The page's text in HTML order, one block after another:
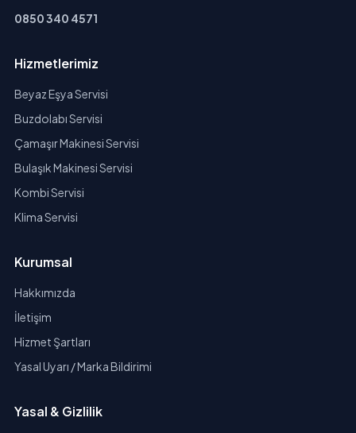
0850 340 4571
Hizmetlerimiz
Beyaz Eşya Servisi
Buzdolabı Servisi
Çamaşır Makinesi Servisi
Bulaşık Makinesi Servisi
Kombi Servisi
Klima Servisi
Kurumsal
Hakkımızda
İletişim
Hizmet Şartları
Yasal Uyarı / Marka Bildirimi
Yasal & Gizlilik